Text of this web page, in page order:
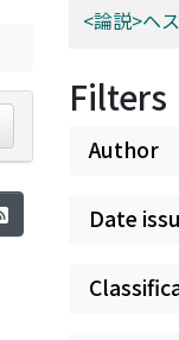
<論説>ヘ
Filters
Author
Date